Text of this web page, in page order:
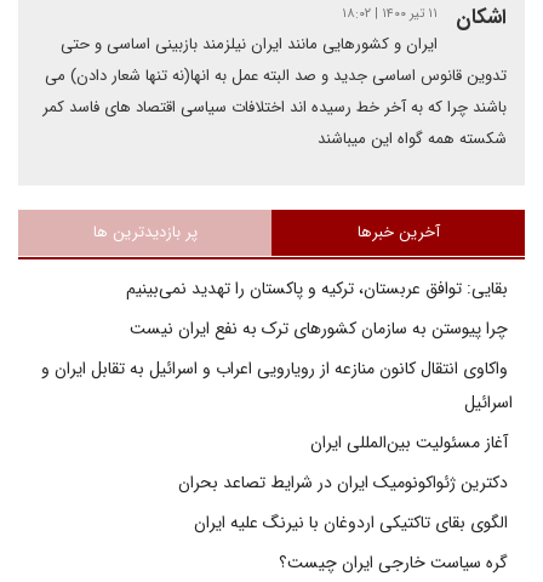
اشکان ۱۱ تیر ۱۴۰۰ | ۱۸:۰۲
ایران و کشورهایی مانند ایران نیلزمند بازبینی اساسی و حتی
تدوین قانوس اساسی جدید و صد البته عمل به انها(نه تنها شعار دادن) می
باشند چرا که به آخر خط رسیده اند اختلافات سیاسی اقتصاد های فاسد کمر
شکسته همه گواه این میباشند
آخرین خبرها پر بازدیدترین ها
بقایی: توافق عربستان، ترکیه و پاکستان را تهدید نمی‌بینیم
چرا پیوستن به سازمان کشورهای ترک به نفع ایران نیست
واکاوی انتقال کانون منازعه از رویارویی اعراب و اسرائیل به تقابل ایران و
اسرائیل
آغاز مسئولیت بین‌المللی ایران
دکترین ژئواکونومیک ایران در شرایط تصاعد بحران
الگوی بقای تاکتیکی اردوغان با نیرنگ علیه ایران
گره سیاست خارجی ایران چیست؟